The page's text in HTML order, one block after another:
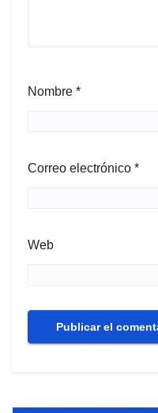
Nombre *
Correo electrónico *
Web